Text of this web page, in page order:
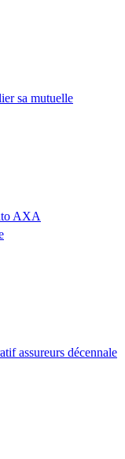
sa mutuelle
AXA
assureurs décennale